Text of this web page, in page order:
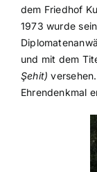
dem Friedhof
1973 wurde
und mit dem
Şehit)
Ehrendenkmal